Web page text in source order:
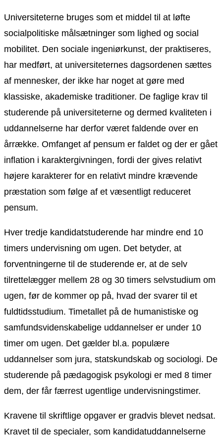
Universiteterne bruges som et middel til at løfte
socialpolitiske målsætninger som lighed og social
mobilitet. Den sociale ingeniørkunst, der praktiseres,
har medført, at universiteternes dagsordenen sættes
af mennesker, der ikke har noget at gøre med
klassiske, akademiske traditioner. De faglige krav til
studerende på universiteterne og dermed kvaliteten i
uddannelserne har derfor været faldende over en
årrække. Omfanget af pensum er faldet og der er gået
inflation i karaktergivningen, fordi der gives relativt
højere karakterer for en relativt mindre krævende
præstation som følge af et væsentligt reduceret
pensum.
Hver tredje kandidatstuderende har mindre end 10
timers undervisning om ugen. Det betyder, at
forventningerne til de studerende er, at de selv
tilrettelægger mellem 28 og 30 timers selvstudium om
ugen, før de kommer op på, hvad der svarer til et
fuldtidsstudium. Timetallet på de humanistiske og
samfundsvidenskabelige uddannelser er under 10
timer om ugen. Det gælder bl.a. populære
uddannelser som jura, statskundskab og sociologi. De
studerende på pædagogisk psykologi er med 8 timer
dem, der får færrest ugentlige undervisningstimer.
Kravene til skriftlige opgaver er gradvis blevet nedsat.
Kravet til de specialer, som kandidatuddannelserne